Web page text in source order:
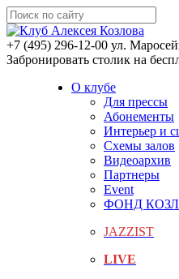
+7 (495) 296-12-00 ул.
Забронировать столик на
О клубе
Для прессы
Абонементы
Интерьер и
Схемы залов
Видеоархив
Партнеры
Event
ФОНД
JAZZIST
LIVE